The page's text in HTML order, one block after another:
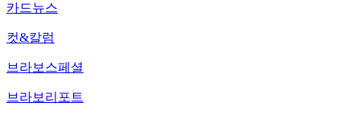
카드뉴스
컷&칼럼
브라보스페셜
브라보리포트